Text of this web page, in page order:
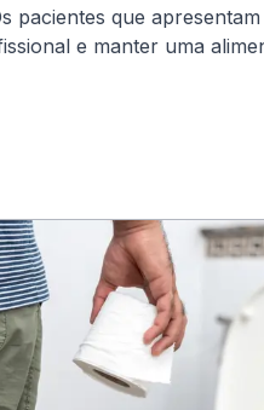
pacientes que
e manter uma